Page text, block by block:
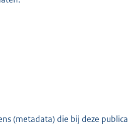
(metadata) die bij deze